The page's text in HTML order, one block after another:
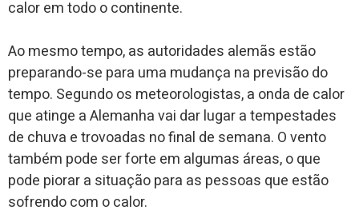
calor em todo o continente.
Ao mesmo tempo, as autoridades alemãs estão
preparando-se para uma mudança na previsão do
tempo. Segundo os meteorologistas, a onda de calor
que atinge a Alemanha vai dar lugar a tempestades
de chuva e trovoadas no final de semana. O vento
também pode ser forte em algumas áreas, o que
pode piorar a situação para as pessoas que estão
sofrendo com o calor.